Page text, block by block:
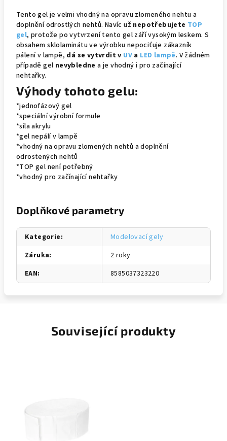
Tento gel je velmi vhodný na opravu zlomeného nehtu a
doplnění odrostlých nehtů. Navíc už nepotřebujete TOP
gel, protože po vytvrzení tento gel září vysokým leskem. S
obsahem sklolaminátu ve výrobku nepociťuje zákazník
pálení v lampě, dá se vytvrdit v UV a LED lampě. V žádném
případě gel nevybledne a je vhodný i pro začínající
nehtařky.
Výhody tohoto gelu:
*jednofázový gel
*speciální výrobní formule
*síla akrylu
*gel nepálí v lampě
*vhodný na opravu zlomených nehtů a doplnění
odrostených nehtů
*TOP gel není potřebný
*vhodný pro začínající nehtařky
Doplňkové parametry
Kategorie:
Modelovací gely
Záruka:
2 roky
EAN: 8585037323220
Související produkty